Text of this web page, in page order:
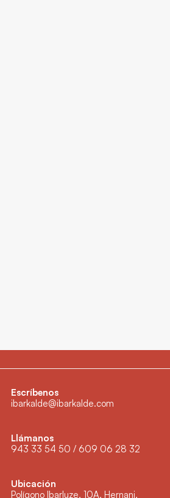
Escríbenos
ibarkalde@ibarkalde.com
Llámanos
943 33 54 50 / 609 06 28 32
Ubicación
Polígono Ibarluze, 10A, Hernani,